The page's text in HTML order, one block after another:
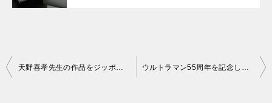
投
天野喜孝先生の作品をジッポにアレンジ！F2-049 ウルトラマン55周年を記念して、ウルトラ怪獣大集合のジッポが登場！